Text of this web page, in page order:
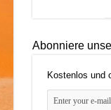
Abonniere
Kostenlos und